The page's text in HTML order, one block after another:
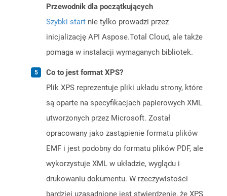
Przewodnik dla początkujących
Szybki start nie tylko prowadzi przez
inicjalizację API Aspose.Total Cloud, ale także
pomaga w instalacji wymaganych bibliotek.
Co to jest format XPS?
Plik XPS reprezentuje pliki układu strony, które
są oparte na specyfikacjach papierowych XML
utworzonych przez Microsoft. Został
opracowany jako zastąpienie formatu plików
EMF i jest podobny do formatu plików PDF, ale
wykorzystuje XML w układzie, wyglądu i
drukowaniu dokumentu. W rzeczywistości
bardziej uzasadnione jest stwierdzenie, że XPS